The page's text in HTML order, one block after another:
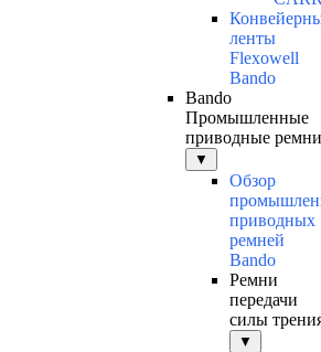
ленты
Flexowell
Bando
Bando
Промышленные
приводные ремни
▼
Обзор
приводных
ремней
Bando
Ремни
передачи
силы
▼